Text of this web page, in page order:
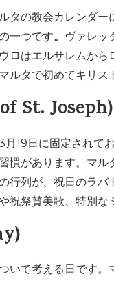
タの教会カレンダ
一つです。
ヴァレッ
ロはエルサレムか
ルタで初めてキリス
St. Joseph)
19日に固定されて
慣があります。マ
行列が、祝日のラ
祝祭賛美歌、特別な
いて考える日です。